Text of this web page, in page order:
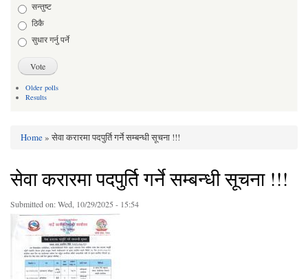
सन्तुष्ट
ठिकै
सुधार गर्नु पर्ने
Older polls
Results
Home» सेवा करारमा पदपुर्ति गर्ने सम्बन्धी सूचना !!!
सेवा करारमा पदपुर्ति गर्ने सम्बन्धी सूचना !!!
Submitted on:Wed, 10/29/2025 - 15:54